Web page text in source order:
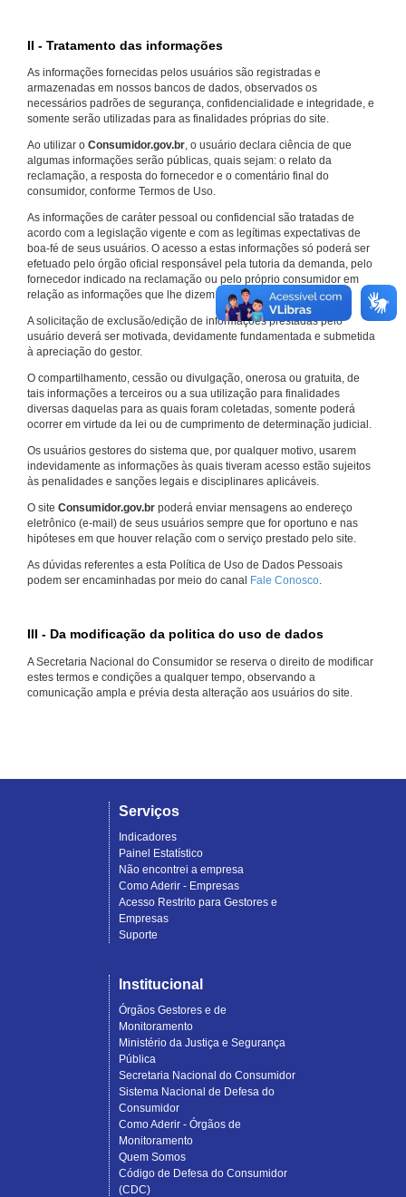
II - Tratamento das informações
As informações fornecidas pelos usuários são registradas e
armazenadas em nossos bancos de dados, observados os
necessários padrões de segurança, confidencialidade e integridade, e
somente serão utilizadas para as finalidades próprias do site.
Ao utilizar o Consumidor.gov.br, o usuário declara ciência de que
algumas informações serão públicas, quais sejam: o relato da
reclamação, a resposta do fornecedor e o comentário final do
consumidor, conforme Termos de Uso.
As informações de caráter pessoal ou confidencial são tratadas de
acordo com a legislação vigente e com as legítimas expectativas de
boa-fé de seus usuários. O acesso a estas informações só poderá ser
efetuado pelo órgão oficial responsável pela tutoria da demanda, pelo
fornecedor indicado na reclamação ou pelo próprio consumidor em
relação as informações que lhe dizem respeito.
A solicitação de exclusão/edição de informações prestadas pelo
usuário deverá ser motivada, devidamente fundamentada e submetida
à apreciação do gestor.
O compartilhamento, cessão ou divulgação, onerosa ou gratuita, de
tais informações a terceiros ou a sua utilização para finalidades
diversas daquelas para as quais foram coletadas, somente poderá
ocorrer em virtude da lei ou de cumprimento de determinação judicial.
Os usuários gestores do sistema que, por qualquer motivo, usarem
indevidamente as informações às quais tiveram acesso estão sujeitos
às penalidades e sanções legais e disciplinares aplicáveis.
O site Consumidor.gov.br poderá enviar mensagens ao endereço
eletrônico (e-mail) de seus usuários sempre que for oportuno e nas
hipóteses em que houver relação com o serviço prestado pelo site.
As dúvidas referentes a esta Política de Uso de Dados Pessoais
podem ser encaminhadas por meio do canal Fale Conosco.
III - Da modificação da politica do uso de dados
A Secretaria Nacional do Consumidor se reserva o direito de modificar
estes termos e condições a qualquer tempo, observando a
comunicação ampla e prévia desta alteração aos usuários do site.
Serviços
Indicadores
Painel Estatístico
Não encontrei a empresa
Como Aderir - Empresas
Acesso Restrito para Gestores e
Empresas
Suporte
Institucional
Órgãos Gestores e de
Monitoramento
Ministério da Justiça e Segurança
Pública
Secretaria Nacional do Consumidor
Sistema Nacional de Defesa do
Consumidor
Como Aderir - Órgãos de
Monitoramento
Quem Somos
Código de Defesa do Consumidor
(CDC)